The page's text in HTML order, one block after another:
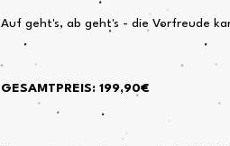
Auf geht's, ab geht's - die Vorfreude
GESAMTPREIS: 199,90€